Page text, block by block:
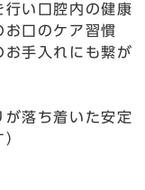
行い口腔内の健康
お口のケア習慣
お手入れにも繋が
落ち着いた安定